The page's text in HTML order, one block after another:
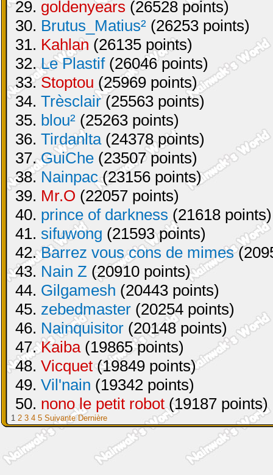
29. goldenyears (26528 points)
30. Brutus_Matius² (26253 points)
31. Kahlan (26135 points)
32.Le Plastif(26046 points)
33.Stoptou (25969 points)
34. Trèsclair(25563 points)
35. blou² (25263 points)
36. Tirdanlta(24378 points)
37.GuiChe (23507 points)
38. Nainpac(23156 points)
39. Mr.O (22057 points)
40. prince of darkness (21618 points)
41. sifuwong (21593 points)
42.Barrez vous cons de mimes
43. Nain Z (20910 points)
44. Gilgamesh (20443 points)
45. zebedmaster (20254 points)
46. Nainquisitor (20148 points)
47.Kaiba(19865 points)
48. Vicquet(19849 points)
49. Vil'nain (19342 points)
50. nono le petit robot(19187 points)
1 2 3 4 5 Suivante Dernière